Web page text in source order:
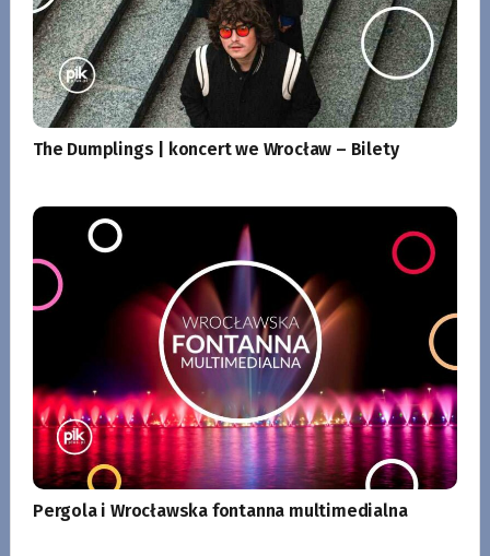
The Dumplings | koncert we Wrocław – Bilety
Pergola i Wrocławska fontanna multimedialna